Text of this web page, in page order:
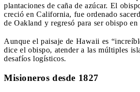
plantaciones de caña de azúcar. El
creció en California, fue ordenado
de Oakland y regresó para ser obispo en
Aunque el paisaje de Hawaii es
dice el obispo, atender a las múltiples
desafíos logísticos.
Misioneros desde 1827